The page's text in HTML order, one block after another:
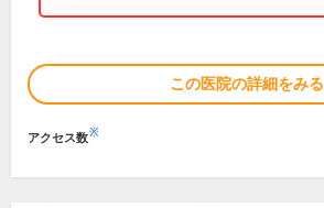
この医院の詳細をみる
アクセス数※